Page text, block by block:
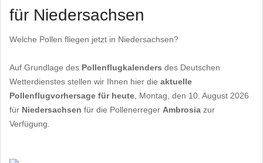
für Niedersachsen
Welche Pollen fliegen jetzt in Niedersachsen?
Auf Grundlage des Pollenflugkalenders des Deutschen
Wetterdienstes stellen wir Ihnen hier die aktuelle
Pollenflugvorhersage für heute , Montag, den 10. August 2026
für Niedersachsen für die Pollenerreger Ambrosia zur
Verfügung.